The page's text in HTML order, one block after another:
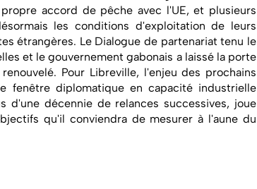
accord de pêche avec l'UE, et plusieurs
les conditions d'exploitation de leurs
étrangères. Le Dialogue de partenariat tenu le
et le gouvernement gabonais a laissé la porte
Pour Libreville, l'enjeu des prochains
fenêtre diplomatique en capacité industrielle
d'une décennie de relances successives, joue
qu'il conviendra de mesurer à l'aune du